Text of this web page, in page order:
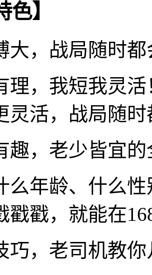
色】
大，战局随时
理，我短我灵
灵活，战局随
趣，老少皆宜
么年龄、什么
戳戳，就能在
巧，老司机教